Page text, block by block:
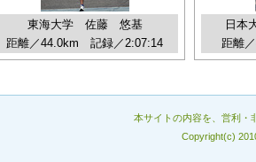
東海大学 佐藤 悠基
距離／44.0km 記録／2:07:14
日本
距離
本サイトの内容を、営利・
Copyright(c)